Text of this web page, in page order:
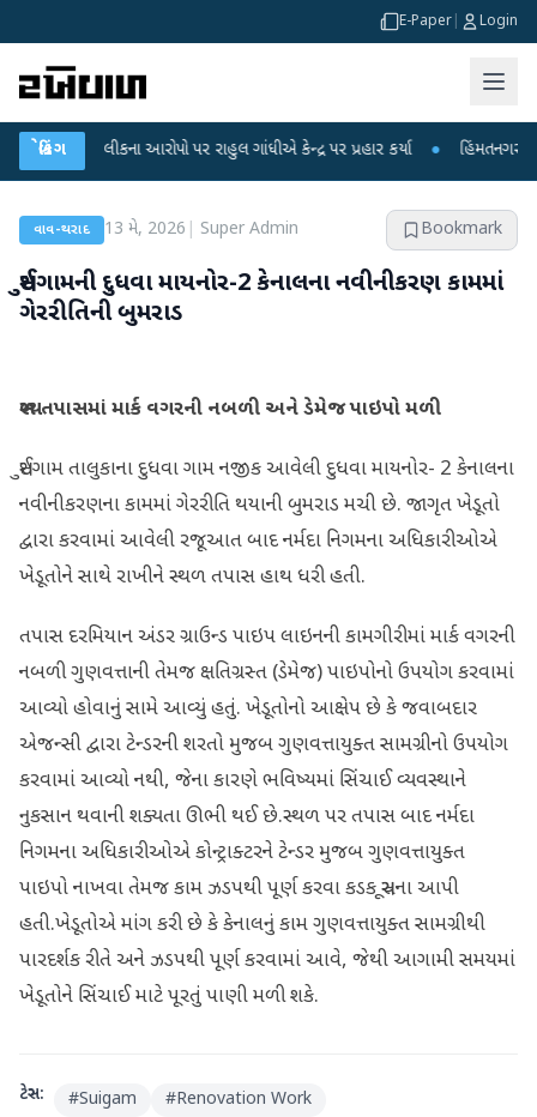
E-Paper Login
બ્રેકિંગ
લીકના આરોપો પર રાહુલ ગાંધીએ કેન્દ્ર પર પ્રહાર કર્યા ● હિંમતનગરમાં
વાવ-થરાદ 13 મે, 2026 Super Admin Bookmark
સુઈગામની દુધવા માયનોર-2 કેનાલના નવીનીકરણ કામમાં
ગેરરીતિની બુમરાડ
સ્થળ તપાસમાં માર્ક વગરની નબળી અને ડેમેજ પાઇપો મળી
સુઈગામ તાલુકાના દુધવા ગામ નજીક આવેલી દુધવા માયનોર- 2 કેનાલના
નવીનીકરણના કામમાં ગેરરીતિ થયાની બુમરાડ મચી છે. જાગૃત ખેડૂતો
દ્વારા કરવામાં આવેલી રજૂઆત બાદ નર્મદા નિગમના અધિકારીઓએ
ખેડૂતોને સાથે રાખીને સ્થળ તપાસ હાથ ધરી હતી.
તપાસ દરમિયાન અંડર ગ્રાઉન્ડ પાઇપ લાઇનની કામગીરીમાં માર્ક વગરની
નબળી ગુણવત્તાની તેમજ ક્ષતિગ્રસ્ત (ડેમેજ) પાઇપોનો ઉપયોગ કરવામાં
આવ્યો હોવાનું સામે આવ્યું હતું. ખેડૂતોનો આક્ષેપ છે કે જવાબદાર
એજન્સી દ્વારા ટેન્ડરની શરતો મુજબ ગુણવત્તાયુક્ત સામગ્રીનો ઉપયોગ
કરવામાં આવ્યો નથી, જેના કારણે ભવિષ્યમાં સિંચાઈ વ્યવસ્થાને
નુકસાન થવાની શક્યતા ઊભી થઈ છે.સ્થળ પર તપાસ બાદ નર્મદા
નિગમના અધિકારીઓએ કોન્ટ્રાક્ટરને ટેન્ડર મુજબ ગુણવત્તાયુક્ત
પાઇપો નાખવા તેમજ કામ ઝડપથી પૂર્ણ કરવા કડક સૂચના આપી
હતી.ખેડૂતોએ માંગ કરી છે કે કેનાલનું કામ ગુણવત્તાયુક્ત સામગ્રીથી
પારદર્શક રીતે અને ઝડપથી પૂર્ણ કરવામાં આવે, જેથી આગામી સમયમાં
ખેડૂતોને સિંચાઈ માટે પૂરતું પાણી મળી શકે.
ટેગ્સ: #Suigam #Renovation Work